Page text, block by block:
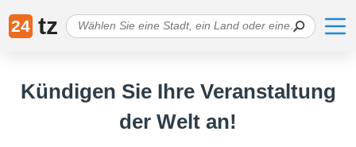
24 tz
Kündigen Sie Ihre Veranstaltung
der Welt an!